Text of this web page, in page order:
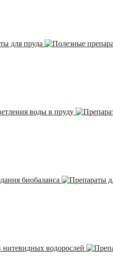
для пруда
воды в пруду
биобаланса
водорослей